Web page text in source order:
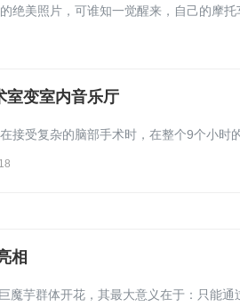
室变室内音乐厅
相